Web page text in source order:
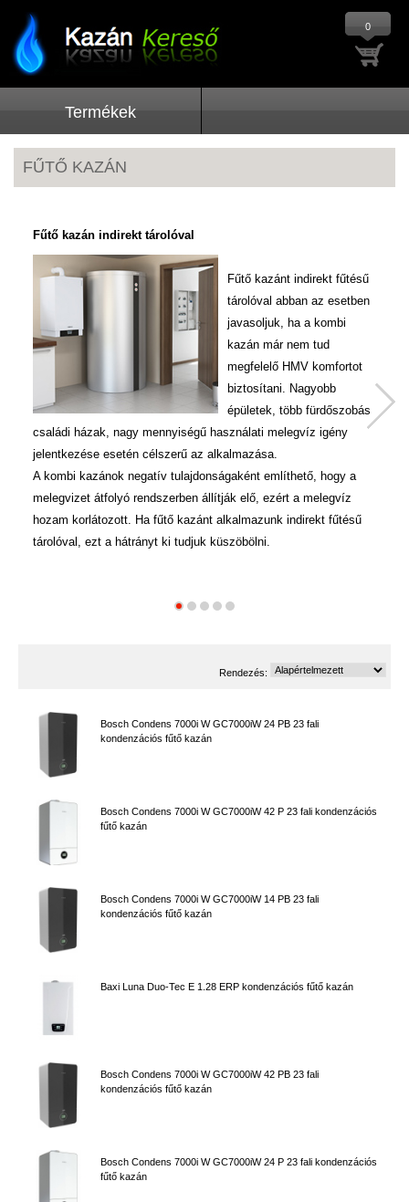
0
Termékek
FŰTŐ KAZÁN
Fűtő kazán indirekt tárolóval
Fűtő kazánt indirekt fűtésű
tárolóval abban az esetben
javasoljuk, ha a kombi
kazán már nem tud
megfelelő HMV komfortot
biztosítani. Nagyobb
épületek, több fürdőszobás
családi házak, nagy mennyiségű használati melegvíz igény
jelentkezése esetén célszerű az alkalmazása.
A kombi kazánok negatív tulajdonságaként említhető, hogy a
melegvizet átfolyó rendszerben állítják elő, ezért a melegvíz
hozam korlátozott. Ha fűtő kazánt alkalmazunk indirekt fűtésű
tárolóval, ezt a hátrányt ki tudjuk küszöbölni.
Rendezés:
Bosch Condens 7000i W GC7000iW 24 PB 23 fali
kondenzációs fűtő kazán
Bosch Condens 7000i W GC7000iW 42 P 23 fali kondenzációs
fűtő kazán
Bosch Condens 7000i W GC7000iW 14 PB 23 fali
kondenzációs fűtő kazán
Baxi Luna Duo-Tec E 1.28 ERP kondenzációs fűtő kazán
Bosch Condens 7000i W GC7000iW 42 PB 23 fali
kondenzációs fűtő kazán
Bosch Condens 7000i W GC7000iW 24 P 23 fali kondenzációs
fűtő kazán